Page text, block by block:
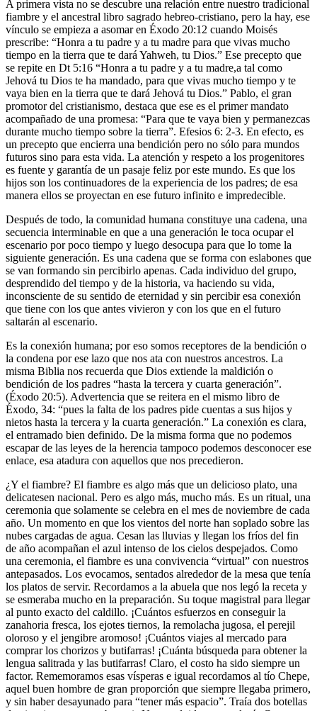
A primera vista no se descubre una relación entre nuestro tradicional
fiambre y el ancestral libro sagrado hebreo-cristiano, pero la hay, ese
vínculo se empieza a asomar en Éxodo 20:12 cuando Moisés
prescribe: “Honra a tu padre y a tu madre para que vivas mucho
tiempo en la tierra que te dará Yahweh, tu Dios.” Ese precepto que
se repite en Dt 5:16 “Honra a tu padre y a tu madre,a tal como
Jehová tu Dios te ha mandado, para que vivas mucho tiempo y te
vaya bien en la tierra que te dará Jehová tu Dios.” Pablo, el gran
promotor del cristianismo, destaca que ese es el primer mandato
acompañado de una promesa: “Para que te vaya bien y permanezcas
durante mucho tiempo sobre la tierra”. Efesios 6: 2-3. En efecto, es
un precepto que encierra una bendición pero no sólo para mundos
futuros sino para esta vida. La atención y respeto a los progenitores
es fuente y garantía de un pasaje feliz por este mundo. Es que los
hijos son los continuadores de la experiencia de los padres; de esa
manera ellos se proyectan en ese futuro infinito e impredecible.
Después de todo, la comunidad humana constituye una cadena, una
secuencia interminable en que a una generación le toca ocupar el
escenario por poco tiempo y luego desocupa para que lo tome la
siguiente generación. Es una cadena que se forma con eslabones que
se van formando sin percibirlo apenas. Cada individuo del grupo,
desprendido del tiempo y de la historia, va haciendo su vida,
inconsciente de su sentido de eternidad y sin percibir esa conexión
que tiene con los que antes vivieron y con los que en el futuro
saltarán al escenario.
Es la conexión humana; por eso somos receptores de la bendición o
la condena por ese lazo que nos ata con nuestros ancestros. La
misma Biblia nos recuerda que Dios extiende la maldición o
bendición de los padres “hasta la tercera y cuarta generación”.
(Éxodo 20:5). Advertencia que se reitera en el mismo libro de
Éxodo, 34: “pues la falta de los padres pide cuentas a sus hijos y
nietos hasta la tercera y la cuarta generación.” La conexión es clara,
el entramado bien definido. De la misma forma que no podemos
escapar de las leyes de la herencia tampoco podemos desconocer ese
enlace, esa atadura con aquellos que nos precedieron.
¿Y el fiambre? El fiambre es algo más que un delicioso plato, una
delicatesen nacional. Pero es algo más, mucho más. Es un ritual, una
ceremonia que solamente se celebra en el mes de noviembre de cada
año. Un momento en que los vientos del norte han soplado sobre las
nubes cargadas de agua. Cesan las lluvias y llegan los fríos del fin
de año acompañan el azul intenso de los cielos despejados. Como
una ceremonia, el fiambre es una convivencia “virtual” con nuestros
antepasados. Los evocamos, sentados alrededor de la mesa que tenía
los platos de servir. Recordamos a la abuela que nos legó la receta y
se esmeraba mucho en la preparación. Su toque magistral para llegar
al punto exacto del caldillo. ¡Cuántos esfuerzos en conseguir la
zanahoria fresca, los ejotes tiernos, la remolacha jugosa, el perejil
oloroso y el jengibre aromoso! ¡Cuántos viajes al mercado para
comprar los chorizos y butifarras! ¡Cuánta búsqueda para obtener la
lengua salitrada y las butifarras! Claro, el costo ha sido siempre un
factor. Rememoramos esas vísperas e igual recordamos al tío Chepe,
aquel buen hombre de gran proporción que siempre llegaba primero,
y sin haber desayunado para “tener más espacio”. Traía dos botellas